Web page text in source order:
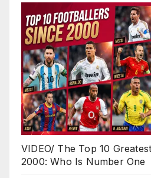
VIDEO/ The Top 10
2000: Who Is Number One